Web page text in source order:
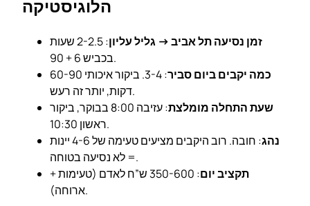
הלוגיסטיקה
זמן נסיעה תל אביב → גליל עליון
: 2-2.5 שעות
בכביש 6 + 90.
כמה יקבים ביום סביר
: 3-4. ביקור איכותי 60-90
דקות, יותר זה רעש.
שעת התחלה מומלצת
: עזיבה 8:00 בבוקר, ביקור
ראשון 10:30.
נהג
: חובה. רוב היקבים מציעים טעימה של 4-6 יינות
= לא נסיעה בטוחה.
תקציב יום
: 350-600 ש”ח לאדם (טעימות +
ארוחה).